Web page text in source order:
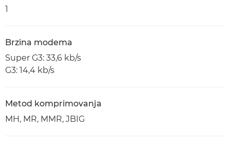
1
Brzina modema
Super G3: 33,6 kb/s
G3: 14,4 kb/s
Metod komprimovanja
MH, MR, MMR, JBIG